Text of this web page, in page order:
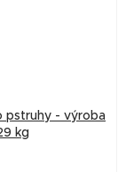
pstruhy - výroba
kg